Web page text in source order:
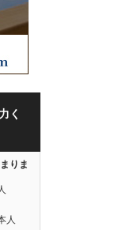
く
りま
人